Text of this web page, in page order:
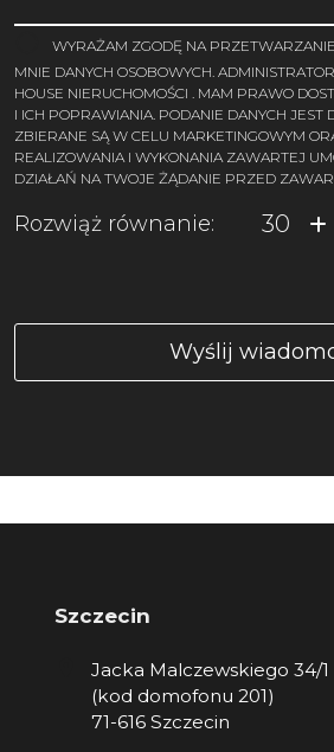
WYRAŻAM ZGODĘ NA
MNIE DANYCH OSOBOWYCH.
HOUSE NIERUCHOMOŚCI . MAM PRAWO
I ICH POPRAWIANIA. PODANIE DANYCH JEST
ZBIERANE SĄ W CELU MARKETINGOWYM
REALIZOWANIA I WYKONANIA ZAWARTEJ
DZIAŁAŃ NA TWOJE ŻĄDANIE PRZED
Rozwiąż równanie: 30
Szczecin
Jacka Malczewskiego 34/1
(kod domofonu 201)
71-616 Szczecin